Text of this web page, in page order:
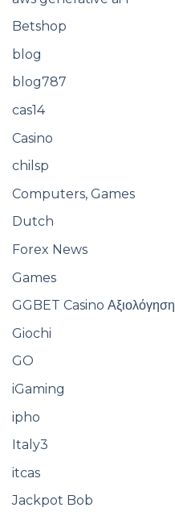
Betshop
blog
blog787
cas14
Casino
chilsp
Computers, Games
Dutch
Forex News
Games
GGBET Casino Αξιολόγηση
Giochi
GO
iGaming
ipho
Italy3
itcas
Jackpot Bob